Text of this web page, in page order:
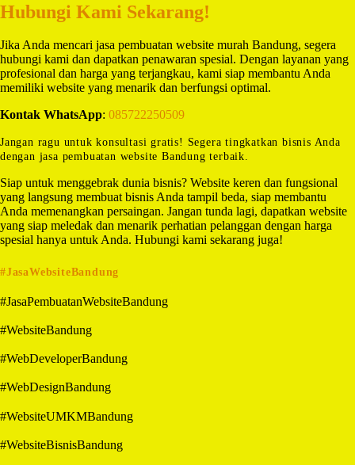
Hubungi Kami Sekarang!
Jika Anda mencari jasa pembuatan website murah Bandung, segera
hubungi kami dan dapatkan penawaran spesial. Dengan layanan yang
profesional dan harga yang terjangkau, kami siap membantu Anda
memiliki website yang menarik dan berfungsi optimal.
Kontak WhatsApp: 085722250509
Jangan ragu untuk konsultasi gratis! Segera tingkatkan bisnis Anda
dengan jasa pembuatan website Bandung terbaik.
Siap untuk menggebrak dunia bisnis? Website keren dan fungsional
yang langsung membuat bisnis Anda tampil beda, siap membantu
Anda memenangkan persaingan. Jangan tunda lagi, dapatkan website
yang siap meledak dan menarik perhatian pelanggan dengan harga
spesial hanya untuk Anda. Hubungi kami sekarang juga!
#JasaWebsiteBandung
#JasaPembuatanWebsiteBandung
#WebsiteBandung
#WebDeveloperBandung
#WebDesignBandung
#WebsiteUMKMBandung
#WebsiteBisnisBandung